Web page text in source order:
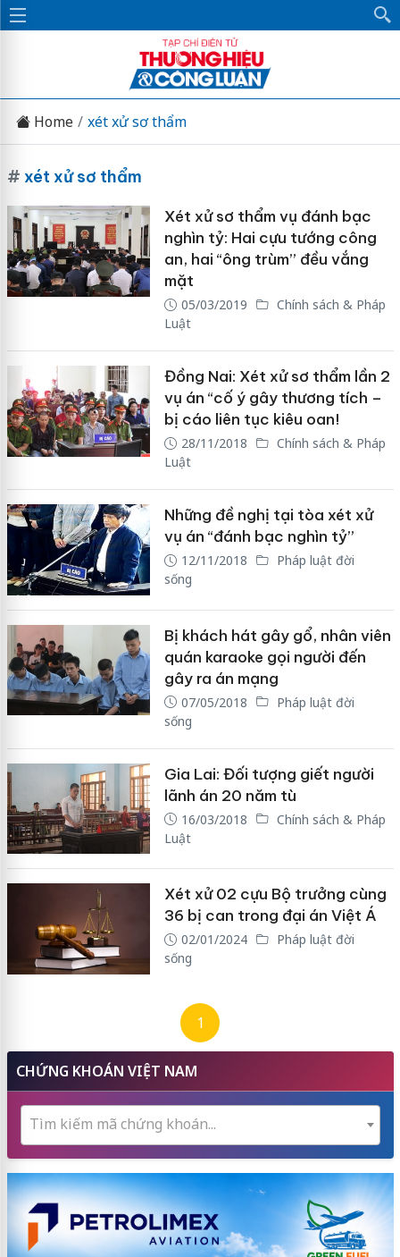
Home xét xử sơ thẩm
# xét xử sơ thẩm
Xét xử sơ thẩm vụ đánh bạc
nghìn tỷ: Hai cựu tướng công
an, hai “ông trùm” đều vắng
mặt
05/03/2019
Chính sách & Pháp
Luật
Đồng Nai: Xét xử sơ thẩm lần 2
vụ án “cố ý gây thương tích –
bị cáo liên tục kiêu oan!
28/11/2018
Chính sách & Pháp
Luật
Những đề nghị tại tòa xét xử
vụ án “đánh bạc nghìn tỷ”
12/11/2018
Pháp luật đời
sống
Bị khách hát gây gổ, nhân viên
quán karaoke gọi người đến
gây ra án mạng
07/05/2018
Pháp luật đời
sống
Gia Lai: Đối tượng giết người
lãnh án 20 năm tù
16/03/2018
Chính sách & Pháp
Luật
Xét xử 02 cựu Bộ trưởng cùng
36 bị can trong đại án Việt Á
02/01/2024
Pháp luật đời
sống
1
CHỨNG KHOÁN VIỆT NAM
Tìm kiếm mã chứng khoán...